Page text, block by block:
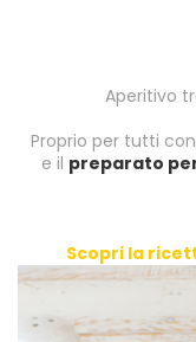
Aperitivo
Proprio per tutti con
e il preparato
Scopri la